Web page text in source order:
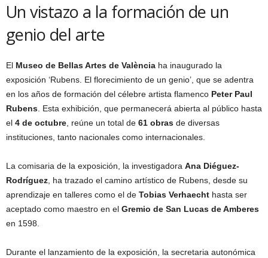
Un vistazo a la formación de un
genio del arte
El Museo de Bellas Artes de València ha inaugurado la
exposición ‘Rubens. El florecimiento de un genio’, que se adentra
en los años de formación del célebre artista flamenco Peter Paul
Rubens. Esta exhibición, que permanecerá abierta al público hasta
el 4 de octubre, reúne un total de 61 obras de diversas
instituciones, tanto nacionales como internacionales.
La comisaria de la exposición, la investigadora Ana Diéguez-
Rodríguez, ha trazado el camino artístico de Rubens, desde su
aprendizaje en talleres como el de Tobias Verhaecht hasta ser
aceptado como maestro en el Gremio de San Lucas de Amberes
en 1598.
Durante el lanzamiento de la exposición, la secretaria autonómica